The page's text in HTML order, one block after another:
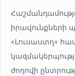
իրավունքների
«Լուսաստղ»
ժողովի